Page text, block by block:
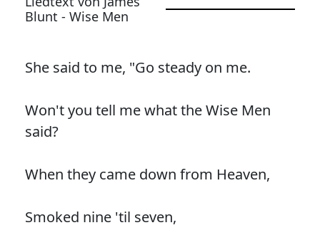
Blunt - Wise Men
She said to me, "Go steady on me.
Won't you tell me what the Wise Men
said?
When they came down from Heaven,
Smoked nine 'til seven,